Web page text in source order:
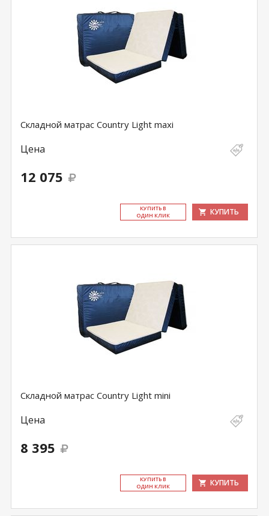
Складной матрас Country Light maxi
Цена
12 075
КУ­ПИТЬ В
ОДИН КЛИК
КУПИТЬ
Складной матрас Country Light mini
Цена
8 395
КУ­ПИТЬ В
ОДИН КЛИК
КУПИТЬ